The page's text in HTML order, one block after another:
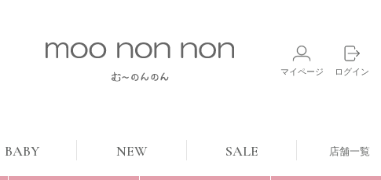
マイページ ログイン
BABY NEW SALE 店舗一覧